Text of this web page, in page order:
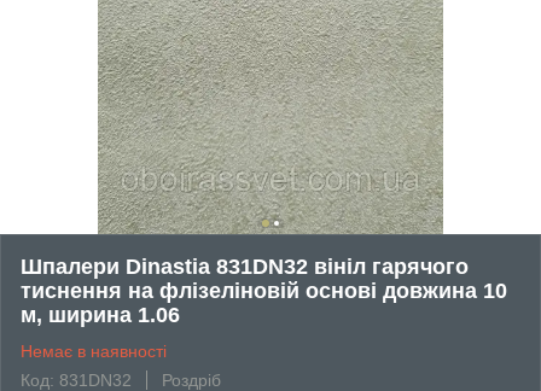
Шпалери Dinastia 831DN32 вініл гарячого
тиснення на флізеліновій основі довжина 10
м, ширина 1.06
Немає в наявності
Код: 831DN32
Роздріб